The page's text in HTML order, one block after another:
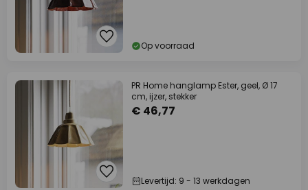
Op voorraad
PR Home hanglamp Ester, geel, Ø 17
cm, ijzer, stekker
€ 46,77
Levertijd: 9 - 13 werkdagen